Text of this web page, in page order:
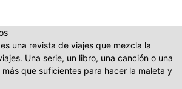
una revista de viajes que mezcla la
Una serie, un libro, una canción o una
que suficientes para hacer la maleta y